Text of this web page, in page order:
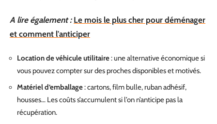
A lire également : Le mois le plus cher pour déménager
et comment l'anticiper
Location de véhicule utilitaire: une alternative économique si
vous pouvez compter sur des proches disponibles et motivés.
Matériel d’emballage: cartons, film bulle, ruban adhésif,
housses… Les coûts s’accumulent si l’on n’anticipe pas la
récupération.